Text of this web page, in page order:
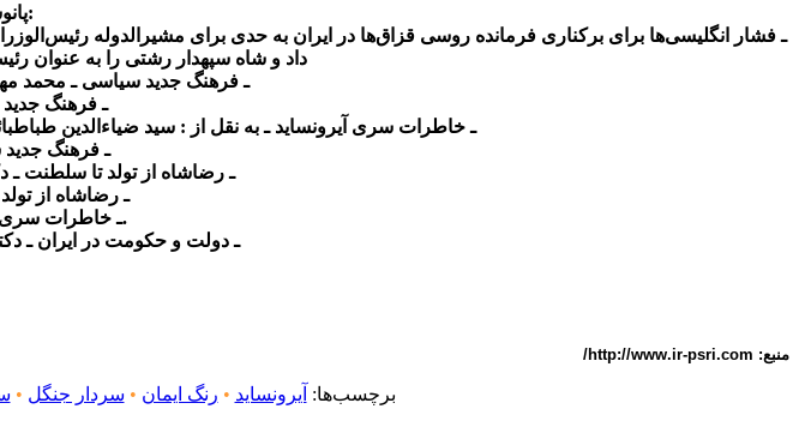
پانوشت‌ها:
داد و شاه سپهدار رشتی را به عنوان
۲ـ فرهنگ جدید سیاسی ـ محمد
۳ـ فرهنگ
۴ـ خاطرات سری آیرونساید ـ به نقل از : سید ضیاءالدین
۵ـ فرهنگ
۶ـ رضاشاه از تولد تا سلطنت ـ
۷ـ رضاشاه از
۸ـ خاطرات سری آیرونساید، همان.
۹ـ دولت و حکومت در ایران ـ
منبع: http://www.ir-psri.com/
برچسب‌ها: آیرونساید • رنگ ایمان • سردار جنگل •